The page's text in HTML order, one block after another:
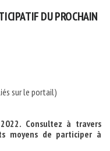
DU PROCHAIN
sur le portail)
Consultez à travers
moyens de participer à